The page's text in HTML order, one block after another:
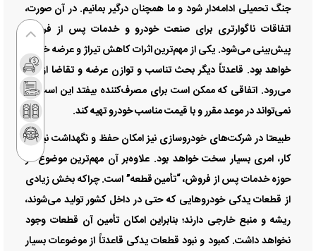
جنگ تحمیلی ادامه‌دار شود و ما همچنان درگیر بمانیم. در آن صورت،
اتفاقات ناگوارتری برای صنعت خودرو و خدمات پس از فروش
پیش‌بینی می‌شود. یکی از مهم‌ترین اثرات کاهش تیراژ و عرضه خودرو
خواهد بود. قاعدتاً دیگر بحث تناسب و توازن عرضه و تقاضا از بین
می‌رود. اتفاقی که ممکن است برای مصرف‌کننده بیفتد این است که
نمی‌تواند در موعد مقرر و با قیمت مناسب خودرو تهیه کند.
طبیعتا در شرکت‌های خودروسازی نیز امکان حفظ و نگهداشت نیروی
کار، امری بسیار سخت خواهد بود. علاوه‌بر آن مهم‌ترین موضوع در
حوزه خدمات پس از فروش، “تأمین قطعه” است. چراکه بخش زیادی
از قطعات یدکی خودرو‌هایی که حتی در داخل کشور تولید می‌شوند،
ریشه و منبع خارجی دارند؛ بنابراین امکان تأمین آن قطعات وجود
نخواهد داشت. کمبود و نبود قطعات یدکی قاعدتاً از موضوعات بسیار